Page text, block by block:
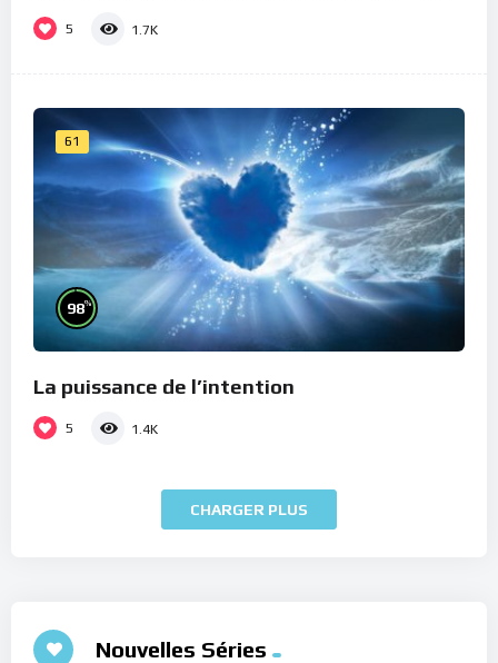
5 1.7K
61
98%
La puissance de l’intention
5 1.4K
CHARGER PLUS
Nouvelles Séries